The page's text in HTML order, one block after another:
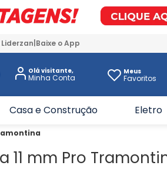
Baixe o App
Olá visitante, Meus
Favoritos
Casa e Construção Eletro
11 mm Pro